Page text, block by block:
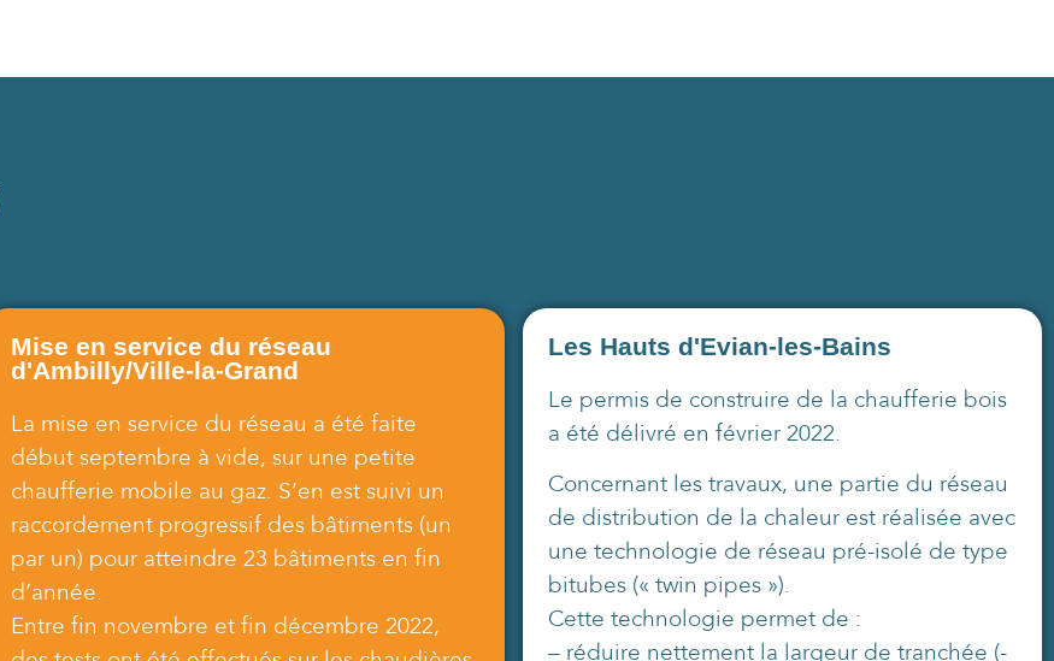
Mise en service du réseau
d'Ambilly/Ville-la-Grand
La mise en service du réseau a été faite
début septembre à vide, sur une petite
chaufferie mobile au gaz. S’en est suivi un
raccordement progressif des bâtiments (un
par un) pour atteindre 23 bâtiments en fin
d’année.
Entre fin novembre et fin décembre 2022,
Les Hauts d'Evian-les-Bains
Le permis de construire de la chaufferie bois
a été délivré en février 2022.
Concernant les travaux, une partie du réseau
de distribution de la chaleur est réalisée avec
une technologie de réseau pré-isolé de type
bitubes (« twin pipes »).
Cette technologie permet de :
– réduire nettement la largeur de tranchée (-